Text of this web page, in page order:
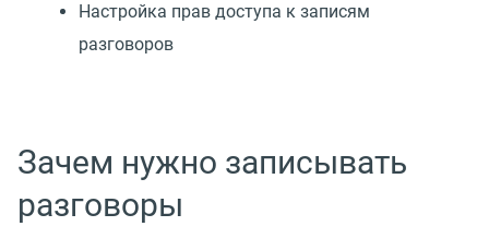
Настройка прав доступа к записям
разговоров
Зачем нужно записывать
разговоры